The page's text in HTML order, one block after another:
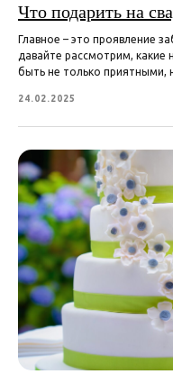
Что подарить на
Главное – это проявление
давайте рассмотрим, какие
быть не только приятными,
24.02.2025